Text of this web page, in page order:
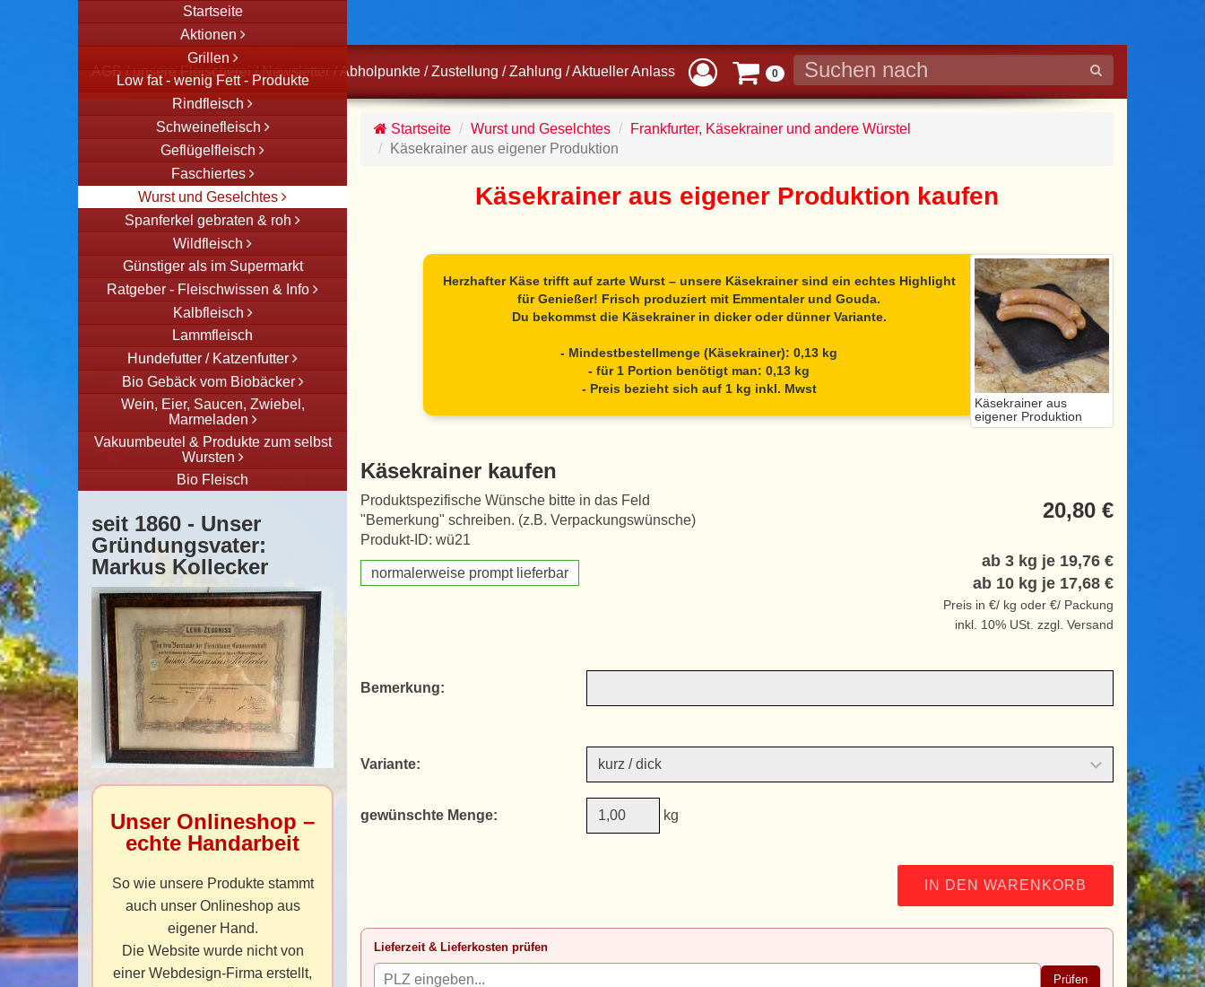
AGB / unsere Fleischerei / Newsletter /Abholpunkte / Zustellung / Zahlung /Aktueller Anlass 0
Startseite
Aktionen
Grillen
Low fat - wenig Fett - Produkte
Rindfleisch
Schweinefleisch
Geflügelfleisch
Faschiertes
Wurst und Geselchtes
Spanferkel gebraten & roh
Wildfleisch
Günstiger als im Supermarkt
Ratgeber - Fleischwissen & Info
Kalbfleisch
Lammfleisch
Hundefutter / Katzenfutter
Bio Gebäck vom Biobäcker
Wein, Eier, Saucen, Zwiebel,
Marmeladen
Vakuumbeutel & Produkte zum selbst
Wursten
Bio Fleisch
seit 1860 - Unser
Gründungsvater:
Markus Kollecker
Unser Onlineshop –
echte Handarbeit
So wie unsere Produkte stammt
auch unser Onlineshop aus
eigener Hand.
Die Website wurde nicht von
einer Webdesign-Firma erstellt,
Startseite Wurst und Geselchtes
Frankfurter, Käsekrainer und andere Würstel
Käsekrainer aus eigener Produktion
Käsekrainer aus eigener Produktion kaufen
Käsekrainer aus
eigener Produktion
Herzhafter Käse trifft auf zarte Wurst– unsere Käsekrainer sind ein echtes Highlight
für Genießer! Frisch produziert mit Emmentaler und Gouda.
Du bekommst die Käsekrainerin dicker oder dünner Variante.
- Mindestbestellmenge (Käsekrainer): 0,13 kg
- für 1 Portion benötigt man: 0,13 kg
- Preis bezieht sich auf 1 kg inkl. Mwst
Käsekrainer kaufen
Produktspezifische Wünsche bitte in das Feld
"Bemerkung" schreiben. (z.B. Verpackungswünsche)
Produkt-ID: wü21
normalerweise prompt lieferbar
20,80 €
ab 3 kg je 19,76 €
ab 10 kg je 17,68 €
Preis in €/ kg oder €/ Packung
inkl. 10% USt. zzgl. Versand
Bemerkung:
Variante:
gewünschte Menge: kg
IN DEN WARENKORB
Lieferzeit & Lieferkosten prüfen
Prüfen